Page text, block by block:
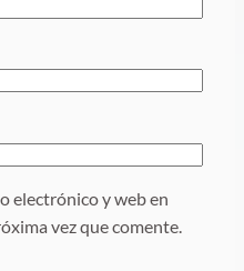
electrónico y web en
vez que comente.